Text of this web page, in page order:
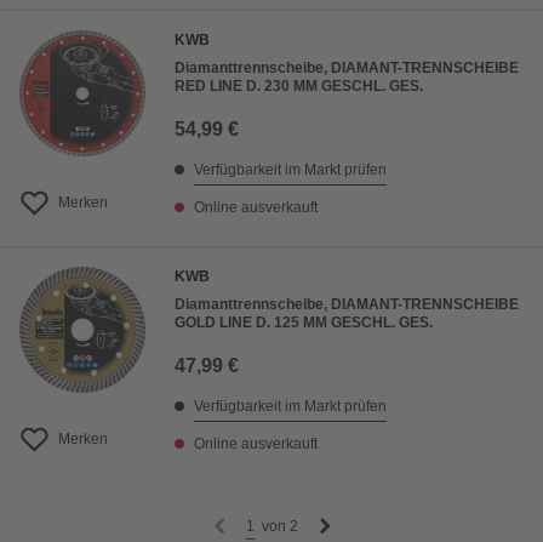
Merken
KWB
Diamanttrennscheibe, DIAMANT-TRENNSCHEIBE
RED LINE D. 230 MM GESCHL. GES.
54,99 €
Verfügbarkeit im Markt prüfen
Online ausverkauft
Merken
KWB
Diamanttrennscheibe, DIAMANT-TRENNSCHEIBE
GOLD LINE D. 125 MM GESCHL. GES.
47,99 €
Verfügbarkeit im Markt prüfen
Online ausverkauft
1 von 2